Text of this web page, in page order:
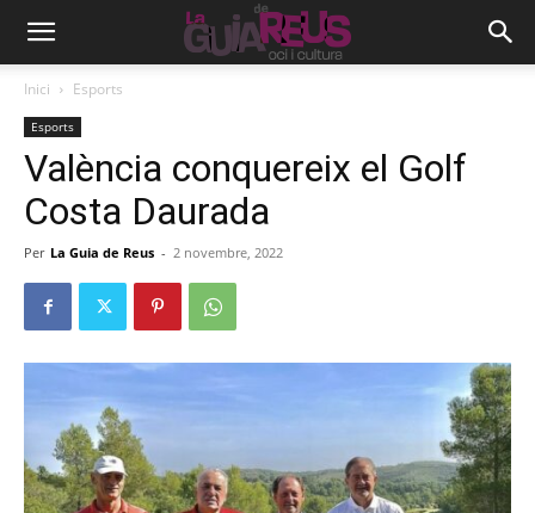
Inici Esports
Esports
València conquereix el Golf
Costa Daurada
Per La Guia de Reus - 2 novembre, 2022